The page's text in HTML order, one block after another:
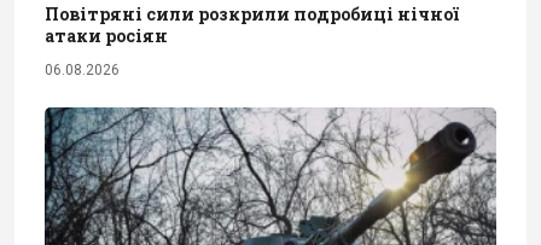
Повітряні сили розкрили подробиці нічної
атаки росіян
06.08.2026